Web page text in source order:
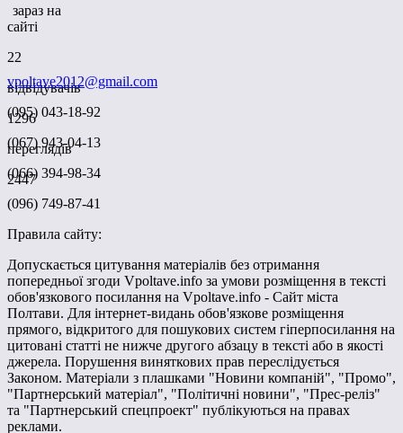
зараз на
сайті
22
відвідувачів
1296
переглядів
2447
vpoltave2012@gmail.com
(095) 043-18-92
(067) 943-04-13
(066) 394-98-34
(096) 749-87-41
Правила сайту:
Допускається цитування матеріалів без отримання
попередньої згоди Vpoltave.info за умови розміщення в тексті
обов'язкового посилання на Vpoltave.info - Сайт міста
Полтави. Для інтернет-видань обов'язкове розміщення
прямого, відкритого для пошукових систем гіперпосилання на
цитовані статті не нижче другого абзацу в тексті або в якості
джерела. Порушення виняткових прав переслідується
Законом. Матеріали з плашками "Новини компаній", "Промо",
"Партнерський матеріал", "Політичні новини", "Прес-реліз"
та "Партнерський спецпроект" публікуються на правах
реклами.